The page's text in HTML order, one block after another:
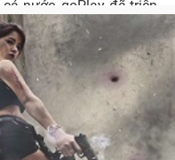
nước, goPlay đã triển
ưu đãi hấp dẫn.